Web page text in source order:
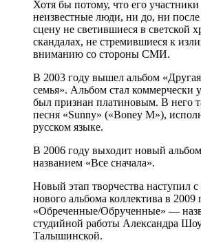
Хотя бы потому, что его
неизвестные люди, ни до, ни
сцену не светившиеся в светской
скандалах, не стремившиеся к
вниманию со стороны СМИ.
В 2003 году вышел альбом «Другая
семья». Альбом стал коммерчески
был признан платиновым. В него
песня «Sunny» («Boney M»),
русском языке.
В 2006 году выходит новый
названием «Все сначала».
Новый этап творчества наступил
нового альбома коллектива в 2009
«Обреченные/Обрученные» —
студийной работы Александра
Талышинской.